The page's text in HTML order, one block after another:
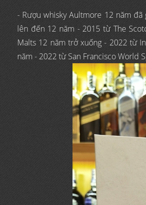
- Rượu whisky Aultmore 12 năm
lên đến 12 năm - 2015 từ The
Malts 12 năm trở xuống - 2022 từ
năm - 2022 từ San Francisco World